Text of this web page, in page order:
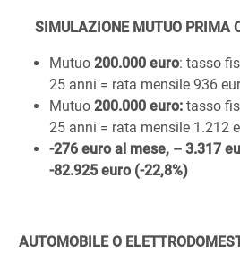
SIMULAZIONE MUTUO PRIMA
Mutuo 200.000 euro: tasso
25 anni = rata mensile 936
Mutuo 200.000 euro: tasso
25 anni = rata mensile 1.212
-276 euro al mese, – 3.317
-82.925 euro (-22,8%)
AUTOMOBILE O